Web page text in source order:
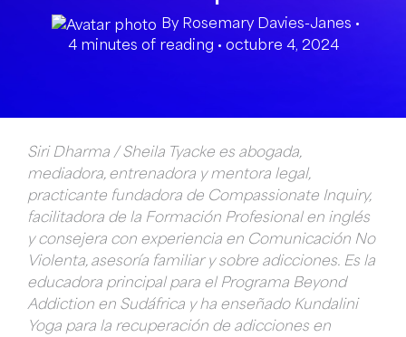
By Rosemary Davies-Janes •
4 minutes of reading • octubre 4, 2024
Siri Dharma / Sheila Tyacke es abogada,
mediadora, entrenadora y mentora legal,
practicante fundadora de Compassionate Inquiry,
facilitadora de la Formación Profesional en inglés
y consejera con experiencia en Comunicación No
Violenta, asesoría familiar y sobre adicciones. Es la
educadora principal para el Programa Beyond
Addiction en Sudáfrica y ha enseñado Kundalini
Yoga para la recuperación de adicciones en